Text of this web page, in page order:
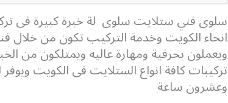
سلوى فني ستلايت سلوى لة خبرة كبيرة فى
انحاء الكويت وخدمة التركيب تكون من
ويعملون بحرفية ومهارة عاليه ويمتلكون من
تركيبات كافة انواع الستلايت فى الكويت
وعشرون ساعة